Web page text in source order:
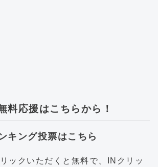
応援はこちらから！
キング投票はこちら
ックいただくと無料で、INクリッ